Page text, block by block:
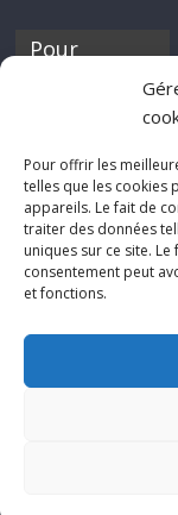
Pour offrir les
telles que les cookies
appareils. Le fait de
traiter des données
uniques sur ce site.
consentement peut
et fonctions.
Pour
discothèque